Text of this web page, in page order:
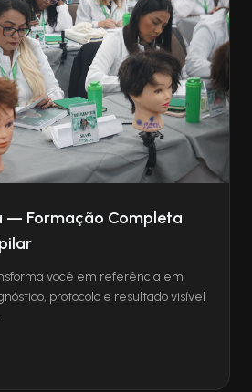
— Formação Completa
você em referência em
protocolo e resultado visível